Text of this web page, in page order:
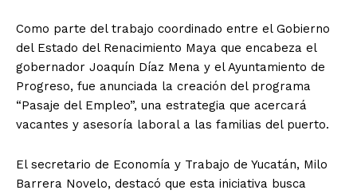
Como parte del trabajo coordinado entre el Gobierno
del Estado del Renacimiento Maya que encabeza el
gobernador Joaquín Díaz Mena y el Ayuntamiento de
Progreso, fue anunciada la creación del programa
“Pasaje del Empleo”, una estrategia que acercará
vacantes y asesoría laboral a las familias del puerto.
El secretario de Economía y Trabajo de Yucatán, Milo
Barrera Novelo, destacó que esta iniciativa busca